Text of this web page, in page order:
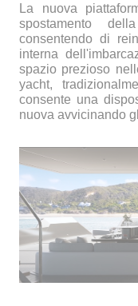
La nuova
spostamento
consentendo di
interna
spazio prezioso
yacht,
consente una
nuova avvicinando